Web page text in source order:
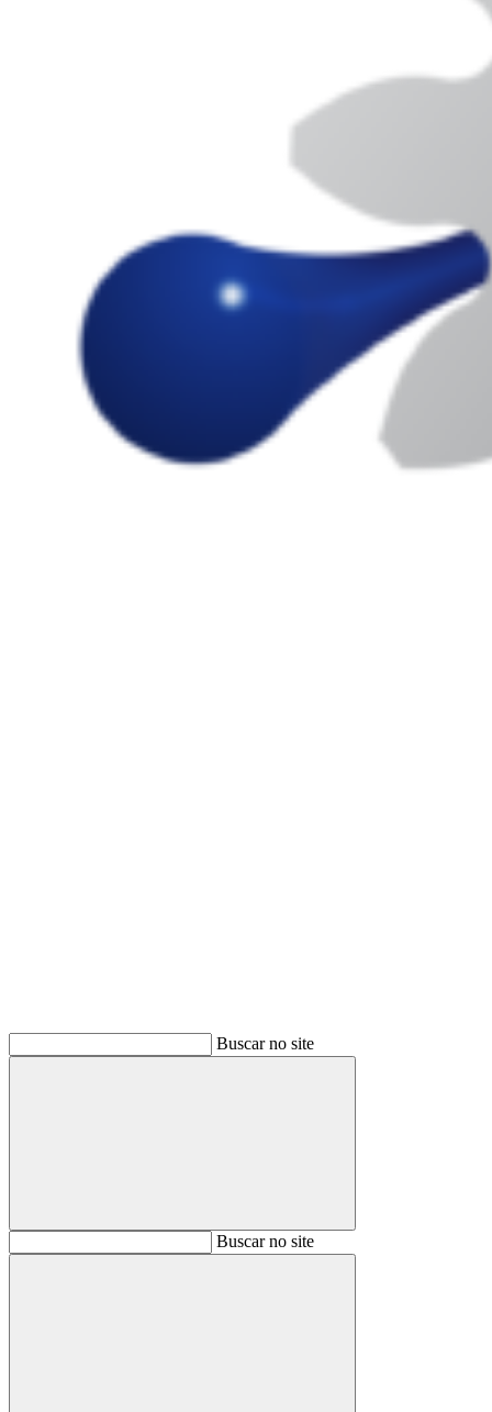
Buscar no site
BuscarBuscar no site